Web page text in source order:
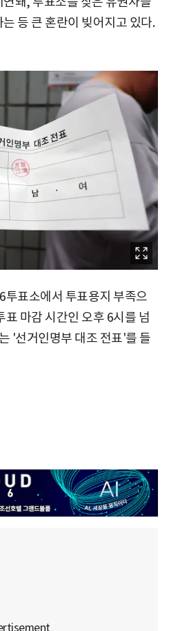
등 큰 혼란이 빚어지고 있다.
표소에서 투표용지 부족으
마감 시간인 오후 6시를 넘
'선거인명부 대조 전표'를 들